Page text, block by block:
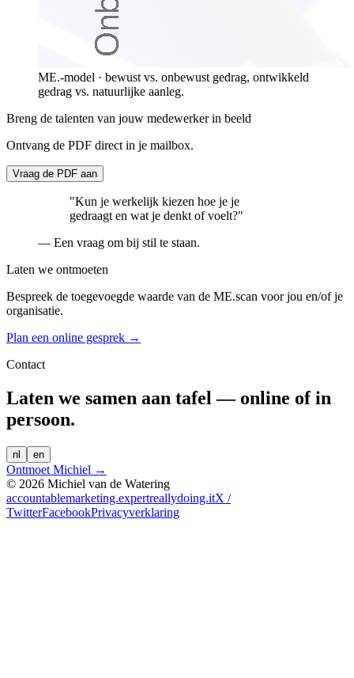
ME.-model · bewust vs. onbewust gedrag, ontwikkeld
gedrag vs. natuurlijke aanleg.
Breng de talenten van jouw medewerker in beeld
Ontvang de PDF direct in je mailbox.
Vraag de PDF aan
"Kun je werkelijk kiezen hoe je je
gedraagt en wat je denkt of voelt?"
— Een vraag om bij stil te staan.
Laten we ontmoeten
Bespreek de toegevoegde waarde van de ME.scan voor jou en/of je
organisatie.
Plan een online gesprek →
Contact
Laten we samen aan tafel — online of in
persoon.
nl en
Ontmoet Michiel →
© 2026 Michiel van de Watering
accountablemarketing.expertreallydoing.itX /
TwitterFacebookPrivacyverklaring